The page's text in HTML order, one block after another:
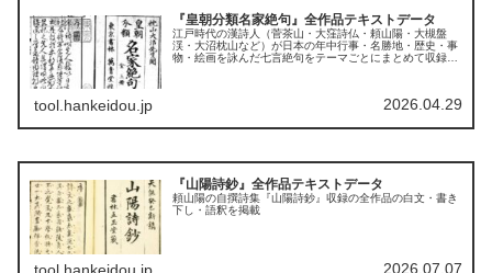
『皇朝分類名家絶句』全作品テキストデータ
江戸時代の漢詩人（菅茶山・大窪詩仏・頼山陽・大槻盤
渓・大沼枕山など）が日本の年中行事・名勝地・歴史・事
物・絵画を詠んだ七言絶句をテーマごとにまとめて収録し
tool.hankeidou.jp 2026.04.29
『山陽詩鈔』全作品テキストデータ
頼山陽の自撰詩集『山陽詩鈔』収録の全作品の白文・書き
下し・語釈を掲載
2026.07.07